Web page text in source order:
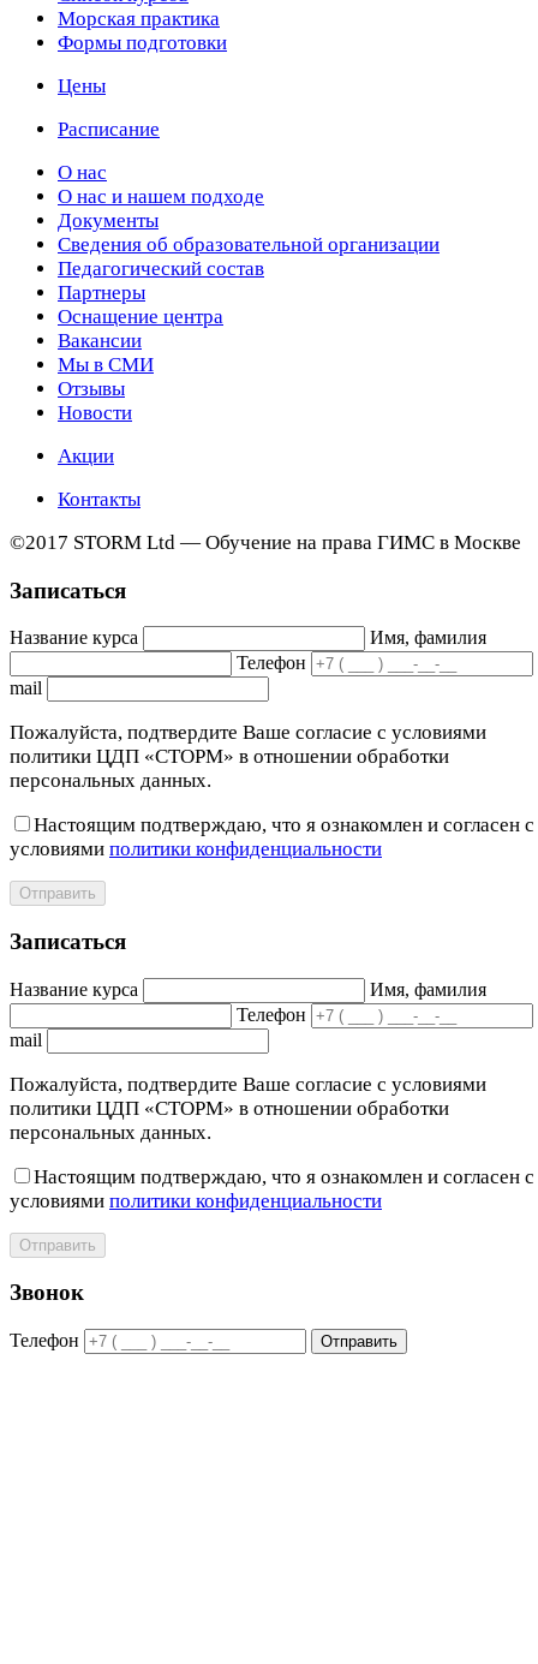
Морская практика
Формы подготовки
Цены
Расписание
О нас
О нас и нашем подходе
Документы
Сведения об образовательной организации
Педагогический состав
Партнеры
Оснащение центра
Вакансии
Мы в СМИ
Отзывы
Новости
Акции
Контакты
©2017 STORM Ltd — Обучение на права ГИМС в Москве
Записаться
Название курса
Имя, фамилия
Телефон
mail
Пожалуйста, подтвердите Ваше согласие с условиями
политики ЦДП «СТОРМ» в отношении обработки
персональных данных.
Настоящим подтверждаю, что я ознакомлен и согласен с
условиями политики конфиденциальности
Отправить
Записаться
Название курса
Имя, фамилия
Телефон
mail
Пожалуйста, подтвердите Ваше согласие с условиями
политики ЦДП «СТОРМ» в отношении обработки
персональных данных.
Настоящим подтверждаю, что я ознакомлен и согласен с
условиями политики конфиденциальности
Отправить
Звонок
Телефон Отправить